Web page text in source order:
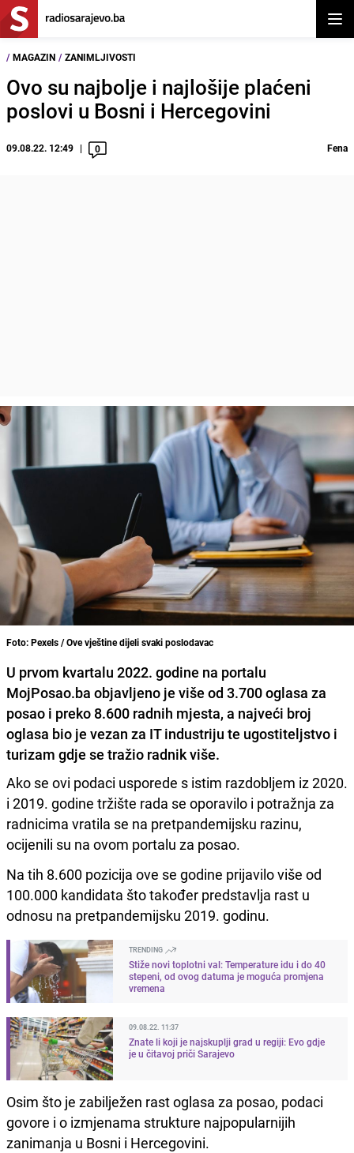
/ MAGAZIN / ZANIMLJIVOSTI
Ovo su najbolje i najlošije plaćeni
poslovi u Bosni i Hercegovini
09.08.22. 12:49 0 Fena
Foto: Pexels / Ove vještine dijeli svaki poslodavac
U prvom kvartalu 2022. godine na portalu
MojPosao.ba objavljeno je više od 3.700 oglasa za
posao i preko 8.600 radnih mjesta, a najveći broj
oglasa bio je vezan za IT industriju te ugostiteljstvo i
turizam gdje se tražio radnik više.
Ako se ovi podaci usporede s istim razdobljem iz 2020.
i 2019. godine tržište rada se oporavilo i potražnja za
radnicima vratila se na pretpandemijsku razinu,
ocijenili su na ovom portalu za posao.
Na tih 8.600 pozicija ove se godine prijavilo više od
100.000 kandidata što također predstavlja rast u
odnosu na pretpandemijsku 2019. godinu.
TRENDING
Stiže novi toplotni val: Temperature idu i do 40
stepeni, od ovog datuma je moguća promjena
vremena
09.08.22. 11:37
Znate li koji je najskuplji grad u regiji: Evo gdje
je u čitavoj priči Sarajevo
Osim što je zabilježen rast oglasa za posao, podaci
govore i o izmjenama strukture najpopularnijih
zanimanja u Bosni i Hercegovini.